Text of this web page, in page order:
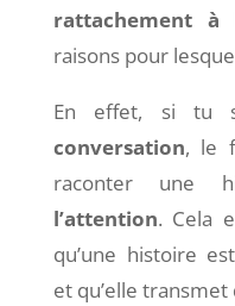
rattachement à
raisons pour
En effet, si tu
conversation, le
raconter une
l’attention. Cela
qu’une histoire est
et qu’elle transmet